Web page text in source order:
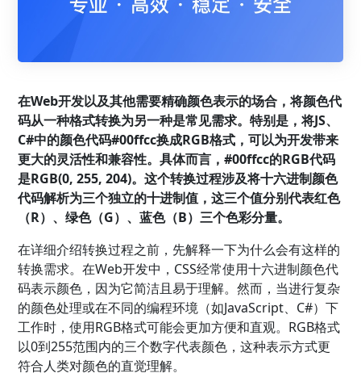
在Web开发以及其他需要精确颜色表示的场合，将颜色代
码从一种格式转换为另一种是常见需求。特别是，将JS、
C#中的颜色代码#00ffcc换成RGB格式，可以为开发带来
更大的灵活性和兼容性。具体而言，#00ffcc的RGB代码
是RGB(0, 255, 204)。这个转换过程涉及将十六进制颜色
代码解析为三个独立的十进制值，这三个值分别代表红色
（R）、绿色（G）、蓝色（B）三个色彩分量。
在详细介绍转换过程之前，先解释一下为什么会有这样的
转换需求。在Web开发中，CSS经常使用十六进制颜色代
码表示颜色，因为它简洁且易于理解。然而，当进行复杂
的颜色处理或在不同的编程环境（如JavaScript、C#）下
工作时，使用RGB格式可能会更加方便和直观。RGB格式
以0到255范围内的三个数字代表颜色，这种表示方式更
符合人类对颜色的直觉理解。